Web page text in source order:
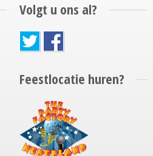
Volgt u ons al?
Feestlocatie huren?